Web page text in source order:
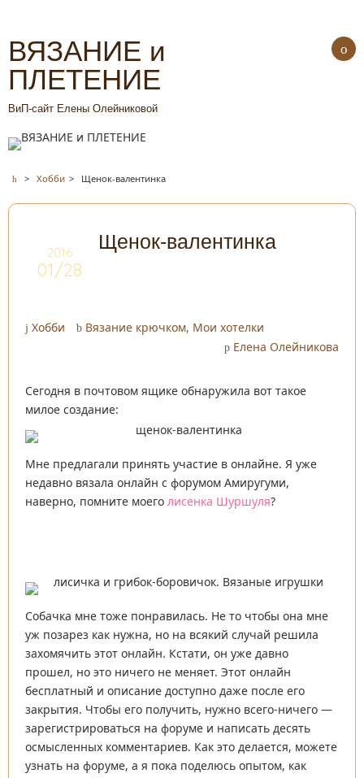
ВЯЗАНИЕ и
ПЛЕТЕНИЕ
ВиП-сайт Елены Олейниковой
> Хобби > Щенок-валентинка
2016
01/28
Щенок-валентинка
Хобби Вязание крючком, Мои хотелки
Елена Олейникова
Сегодня в почтовом ящике обнаружила вот такое
милое создание:
Мне предлагали принять участие в онлайне. Я уже
недавно вязала онлайн с форумом Амиругуми,
наверно, помните моего лисенка Шуршуля?
Собачка мне тоже понравилась. Не то чтобы она мне
уж позарез как нужна, но на всякий случай решила
захомячить этот онлайн. Кстати, он уже давно
прошел, но это ничего не меняет. Этот онлайн
бесплатный и описание доступно даже после его
закрытия. Чтобы его получить, нужно всего-ничего —
зарегистрироваться на форуме и написать десять
осмысленных комментариев. Как это делается, можете
узнать на форуме, а я пока поделюсь опытом, как